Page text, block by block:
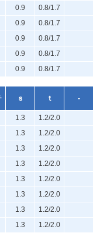
0.9 0.8/1.7
0.9 0.8/1.7
0.9 0.8/1.7
0.9 0.8/1.7
0.9 0.8/1.7
ｓ ｔ -
1.3 1.2/2.0
1.3 1.2/2.0
1.3 1.2/2.0
1.3 1.2/2.0
1.3 1.2/2.0
1.3 1.2/2.0
1.3 1.2/2.0
1.3 1.2/2.0